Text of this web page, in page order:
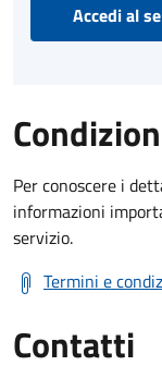
Accedi al
Per conoscere i
informazioni
servizio.
Termini e
Contatti